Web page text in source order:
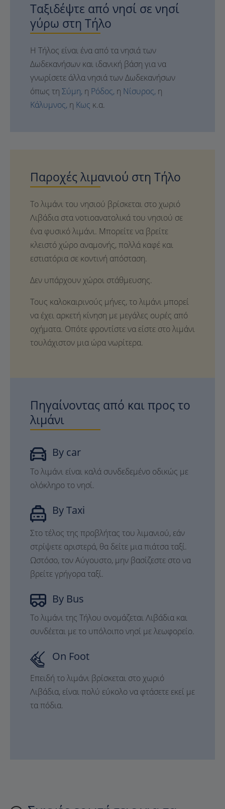
Ταξιδέψτε από νησί σε νησί
γύρω στη Τήλο
Η Τήλος είναι ένα από τα νησιά των
Δωδεκανήσων και ιδανική βάση για να
γνωρίσετε άλλα νησιά των Δωδεκανήσων
όπως τη Σύμη, η Ρόδος, η Νίσυρος, η
Κάλυμνος, η Κως κ.α.
Παροχές λιμανιού στη Τήλο
Το λιμάνι του νησιού βρίσκεται στο χωριό
Λιβάδια στα νοτιοανατολικά του νησιού σε
ένα φυσικό λιμάνι. Μπορείτε να βρείτε
κλειστό χώρο αναμονής, πολλά καφέ και
εστιατόρια σε κοντινή απόσταση.
Δεν υπάρχουν χώροι στάθμευσης.
Τους καλοκαιρινούς μήνες, το λιμάνι μπορεί
να έχει αρκετή κίνηση με μεγάλες ουρές από
οχήματα. Οπότε φροντίστε να είστε στο λιμάνι
τουλάχιστον μια ώρα νωρίτερα.
Πηγαίνοντας από και προς το
λιμάνι
By car
Το λιμάνι είναι καλά συνδεδεμένο οδικώς με
ολόκληρο το νησί.
By Taxi
Στο τέλος της προβλήτας του λιμανιού, εάν
στρίψετε αριστερά, θα δείτε μια πιάτσα ταξί.
Ωστόσο, τον Αύγουστο, μην βασίζεστε στο να
βρείτε γρήγορα ταξί.
By Bus
Το λιμάνι της Τήλου ονομάζεται Λιβάδια και
συνδέεται με το υπόλοιπο νησί με λεωφορείο.
On Foot
Επειδή το λιμάνι βρίσκεται στο χωριό
Λιβάδια, είναι πολύ εύκολο να φτάσετε εκεί με
τα πόδια.